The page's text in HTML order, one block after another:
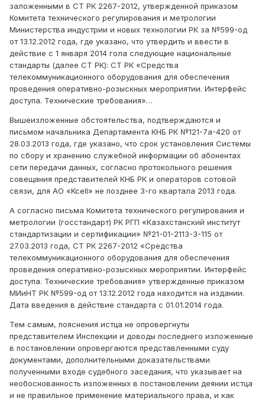
заложенными в СТ РК 2267-2012, утвержденной приказом
Комитета технического регулирования и метрологии
Министерства индустрии и новых технологии РК за №599-од
от 13.12.2012 года, где указано, что утвердить и ввести в
действие с 1 января 2014 гола следующие национальные
стандарты (далее СТ РК): СТ РК «Средства
телекоммуникационного оборудования для обеспечения
проведения оперативно-розыскных мероприятии. Интерфейс
доступа. Технические требования»…
Вышеизложенные обстоятельства, подтверждаются и
письмом начальника Департамента КНБ РК №121-7а-420 от
28.03.2013 года, где указано, что срок установления Системы
по сбору и хранению служебной информации об абонентах
сети передачи данных, согласно протокольного решения
совещания представителей КНБ РК и операторов сотовой
связи, для АО «Kcell» не позднее 3-го квартала 2013 года.
А согласно письма Комитета технического регулирования и
метрологии (госстандарт) РК РГП «Казахстанский институт
стандартизации и сертификации» №21-01-2113-3-115 от
27.03.2013 года, СТ РК 2267-2012 «Средства
телекоммуникационного оборудования для обеспечения
проведения оперативно-розыскных мероприятии. Интерфейс
доступа. Технические требования» утвержденные приказом
МИиНТ РК №599-од от 13.12.2012 года находится на издании.
Дата введения в действие стандарта с 01.01.2014 года.
Тем самым, пояснения истца не опровергнуты
представителем Инспекции и доводы последнего изложенные
в постановлении опровергаются представленными суду
документами, дополнительными доказательствами
полученными входе судебного заседания, что указывает на
необоснованность изложенных в постановлении деянии истца
и не правильное применение материального права, и как